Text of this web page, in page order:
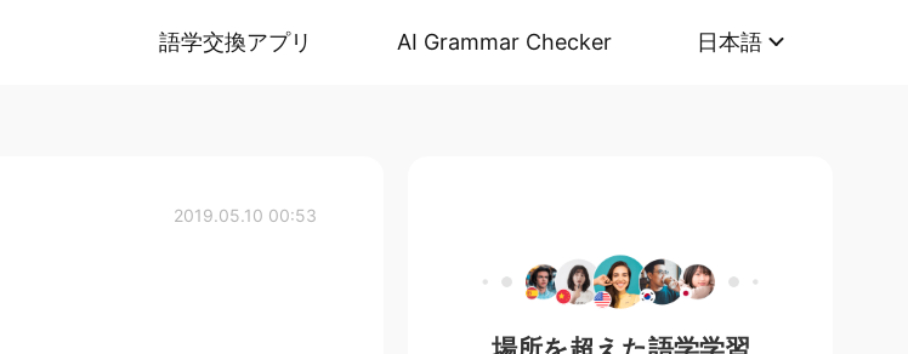
語学交換アプリ AI Grammar Checker 日本語
2019.05.10 00:53